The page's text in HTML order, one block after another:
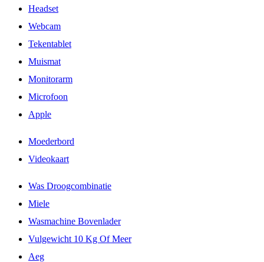
Headset
Webcam
Tekentablet
Muismat
Monitorarm
Microfoon
Apple
Moederbord
Videokaart
Was Droogcombinatie
Miele
Wasmachine Bovenlader
Vulgewicht 10 Kg Of Meer
Aeg